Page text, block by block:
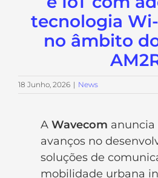
tecnologia
no âmbito
18 Junho, 2026 | News
AWavecom anuncia
avanços no
soluções de
mobilidade urbana